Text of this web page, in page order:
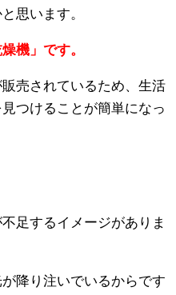
思います。
機」です。
売されているため、生活
つけることが簡単になっ
足するイメージがありま
降り注いでいるからです